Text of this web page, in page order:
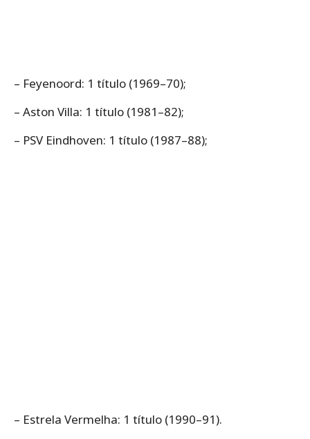
– Feyenoord: 1 título (1969–70);
– Aston Villa: 1 título (1981–82);
– PSV Eindhoven: 1 título (1987–88);
– Estrela Vermelha: 1 título (1990–91).